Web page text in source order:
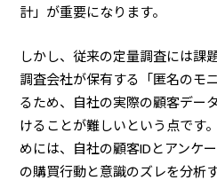
計」が重要になります。
しかし、従来の定量調査には課
調査会社が保有する「匿名のモ
るため、自社の実際の顧客デー
けることが難しいという点です
めには、自社の顧客IDとアンケ
の購買行動と意識のズレを分析